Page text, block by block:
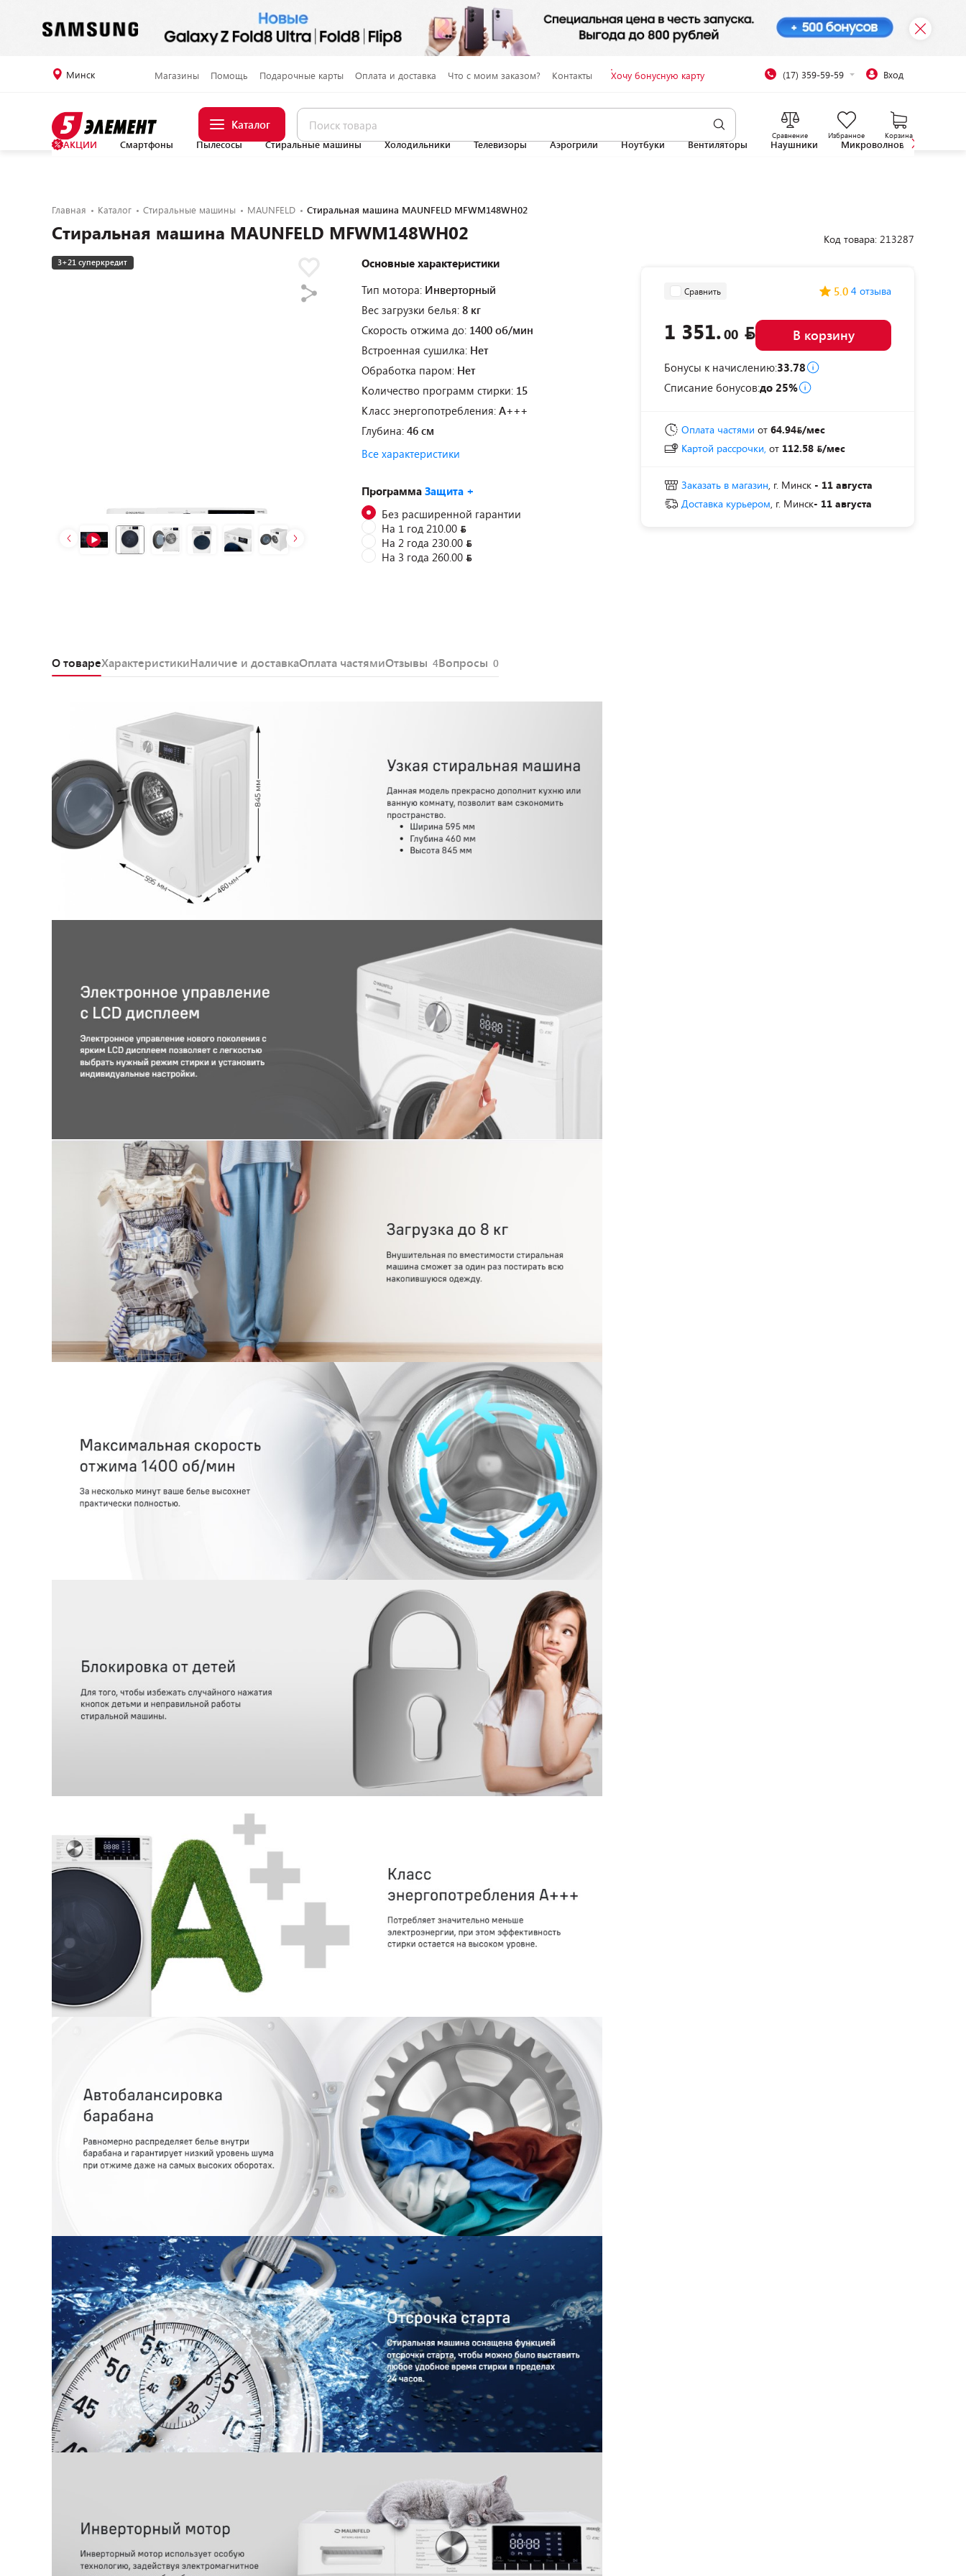
Минск Магазины Помощь Подарочные карты Оплата и доставка Что с моим заказом? Контакты Хочу бонусную карту (17) 359-59-59 Вход
Каталог
Сравнение Избранное Корзина
АКЦИИ Смартфоны Пылесосы Стиральные машины Холодильники Телевизоры Аэрогрили Ноутбуки Вентиляторы Наушники Микроволновые печи
Главная Каталог Стиральные машины MAUNFELD Стиральная машина MAUNFELD MFWM148WH02
Стиральная машина MAUNFELD MFWM148WH02
3+21 суперкредит
Основные характеристики
Тип мотора: Инверторный
Вес загрузки белья: 8 кг
Скорость отжима до: 1400 об/мин
Встроенная сушилка: Нет
Обработка паром: Нет
Количество программ стирки: 15
Класс энергопотребления: A+++
Глубина: 46 см
Все характеристики
Программа Защита +
Без расширенной гарантии
На 1 год 210.00
На 2 года 230.00
На 3 года 260.00
Код товара: 213287
Сравнить 5.0 4 отзыва
1 351.00 В корзину
Бонусы к начислению:33.78
Списание бонусов:до 25%
Оплата частями от 64.94 /мес
Картой рассрочки, от 112.58 /мес
Заказать в магазин, г. Минск - 11 августа
Доставка курьером, г. Минск- 11 августа
О товареХарактеристикиНаличие и доставкаОплата частямиОтзывы 4Вопросы 0